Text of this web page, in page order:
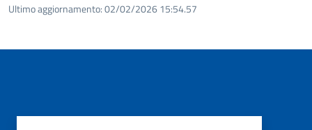
Ultimo aggiornamento:02/02/2026 15:54.57